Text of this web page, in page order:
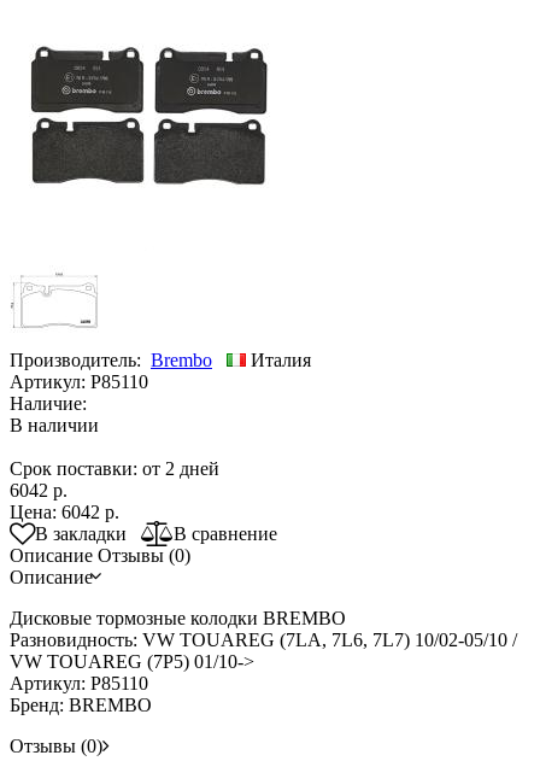
Производитель: Brembo
Италия
Артикул: P85110
Наличие:
В наличии
Срок поставки: от 2 дней
6042 р.
Цена: 6042 р.
В закладки
В сравнение
Описание Отзывы (0)
Описание
Дисковые тормозные колодки BREMBO
Разновидность: VW TOUAREG (7LA, 7L6, 7L7) 10/02-05/10 /
VW TOUAREG (7P5) 01/10->
Артикул: P85110
Бренд: BREMBO
Отзывы (0)